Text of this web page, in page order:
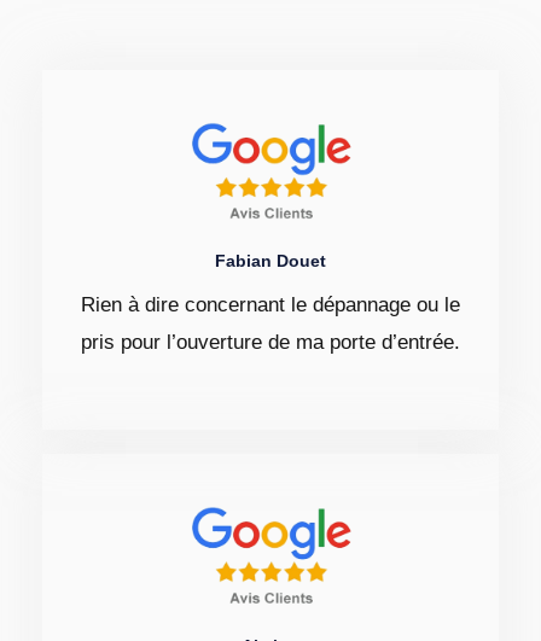
Fabian Douet
Rien à dire concernant le dépannage ou le
pris pour l’ouverture de ma porte d’entrée.